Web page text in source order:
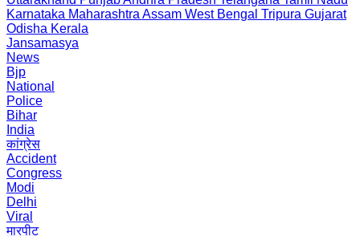
Karnataka Maharashtra Assam West Bengal Tripura Gujarat
Odisha Kerala
Jansamasya
News
Bjp
National
Police
Bihar
India
कांग्रेस
Accident
Congress
Modi
Delhi
Viral
मारपीट